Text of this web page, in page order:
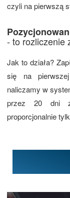
czyli na pierwszą
- to rozliczenie
Jak to działa?
się na
naliczamy w
przez 20 dni
proporcjonalnie